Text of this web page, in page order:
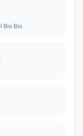
Bio Bio